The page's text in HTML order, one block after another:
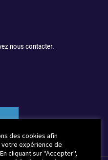
nous contacter.
des cookies afin
expérience de
cliquant sur "Accepter",